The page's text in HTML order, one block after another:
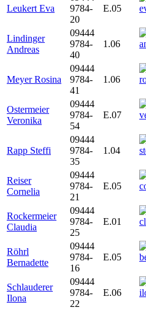
Leukert Eva
9784-
20
E.05
Lindinger
Andreas
09444
9784-
40
1.06
Meyer Rosina
09444
9784-
41
1.06
Ostermeier
Veronika
09444
9784-
54
E.07
Rapp Steffi
09444
9784-
35
1.04
Reiser
Cornelia
09444
9784-
21
E.05
Rockermeier
Claudia
09444
9784-
25
E.01
Röhrl
Bernadette
09444
9784-
16
E.05
Schlauderer
Ilona
09444
9784-
22
E.06